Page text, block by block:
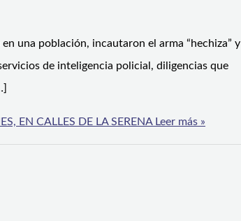
una población, incautaron el arma “hechiza” y
de inteligencia policial, diligencias que
EN CALLES DE LA SERENALeer más »